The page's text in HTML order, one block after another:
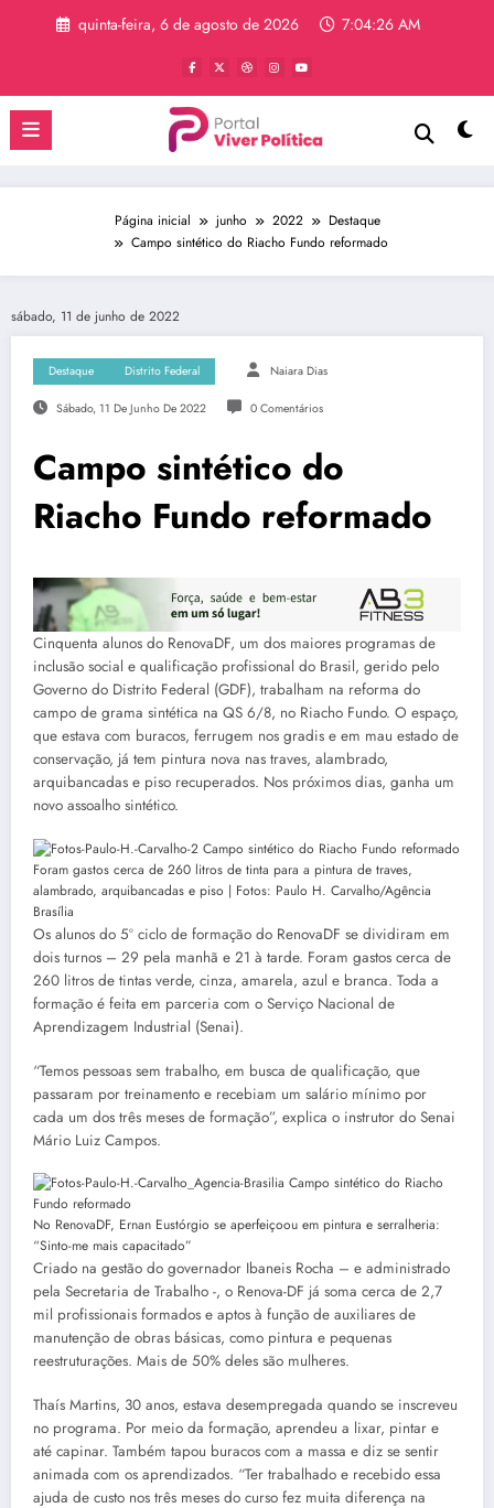
quinta-feira, 6 de agosto de 2026 7:04:26 AM
Página inicial junho 2022
Destaque
Campo sintético do Riacho Fundo reformado
sábado, 11 de junho de 2022
Destaque Distrito Federal Naiara Dias
Sábado, 11 De Junho De 2022 0 Comentários
Campo sintético do
Riacho Fundo reformado
Cinquenta alunos do RenovaDF, um dos maiores programas de
inclusão social e qualificação profissional do Brasil, gerido pelo
Governo do Distrito Federal (GDF), trabalham na reforma do
campo de grama sintética na QS 6/8, no Riacho Fundo. O espaço,
que estava com buracos, ferrugem nos gradis e em mau estado de
conservação, já tem pintura nova nas traves, alambrado,
arquibancadas e piso recuperados. Nos próximos dias, ganha um
novo assoalho sintético.
Foram gastos cerca de 260 litros de tinta para a pintura de traves,
alambrado, arquibancadas e piso | Fotos: Paulo H. Carvalho/Agência
Brasília
Os alunos do 5º ciclo de formação do RenovaDF se dividiram em
dois turnos – 29 pela manhã e 21 à tarde. Foram gastos cerca de
260 litros de tintas verde, cinza, amarela, azul e branca. Toda a
formação é feita em parceria com o Serviço Nacional de
Aprendizagem Industrial (Senai).
“Temos pessoas sem trabalho, em busca de qualificação, que
passaram por treinamento e recebiam um salário mínimo por
cada um dos três meses de formação”, explica o instrutor do Senai
Mário Luiz Campos.
No RenovaDF, Ernan Eustórgio se aperfeiçoou em pintura e serralheria:
“Sinto-me mais capacitado”
Criado na gestão do governador Ibaneis Rocha – e administrado
pela Secretaria de Trabalho -, o Renova-DF já soma cerca de 2,7
mil profissionais formados e aptos à função de auxiliares de
manutenção de obras básicas, como pintura e pequenas
reestruturações. Mais de 50% deles são mulheres.
Thaís Martins, 30 anos, estava desempregada quando se inscreveu
no programa. Por meio da formação, aprendeu a lixar, pintar e
até capinar. Também tapou buracos com a massa e diz se sentir
animada com os aprendizados. “Ter trabalhado e recebido essa
ajuda de custo nos três meses do curso fez muita diferença na